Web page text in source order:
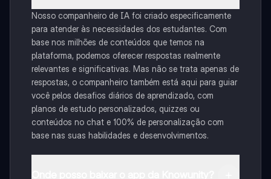
Nosso companheiro de IA foi criado especificamente
para atender às necessidades dos estudantes. Com
base nos milhões de conteúdos que temos na
plataforma, podemos oferecer respostas realmente
relevantes e significativas. Mas não se trata apenas de
respostas, o companheiro também está aqui para guiar
você pelos desafios diários de aprendizado, com
planos de estudo personalizados, quizzes ou
conteúdos no chat e 100% de personalização com
base nas suas habilidades e desenvolvimentos.